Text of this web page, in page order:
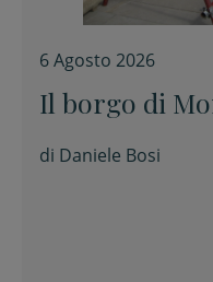
6 Agosto 2026
Il borgo di
di Daniele Bosi